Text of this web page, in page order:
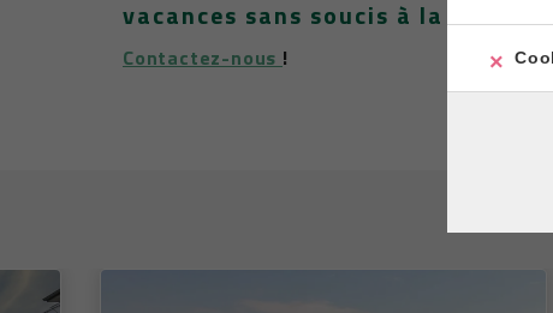
vacances sans soucis à la côte
Contactez-nous !